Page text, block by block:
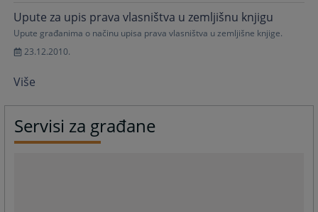
Upute za upis prava vlasništva u zemljišnu knjigu
Upute građanima o načinu upisa prava vlasništva u zemljišne knjige.
23.12.2010.
Više
Servisi za građane